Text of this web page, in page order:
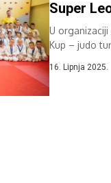
Super
U
Kup – judo
16. Lipnja 2025.